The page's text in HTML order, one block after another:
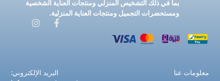
بما في ذلك التشخيص المنزلي ومنتجات العناية الشخصية
ومستحضرات التجميل ومنتجات العناية المنزلية.
معلومات عنا
البريد الإلكتروني: